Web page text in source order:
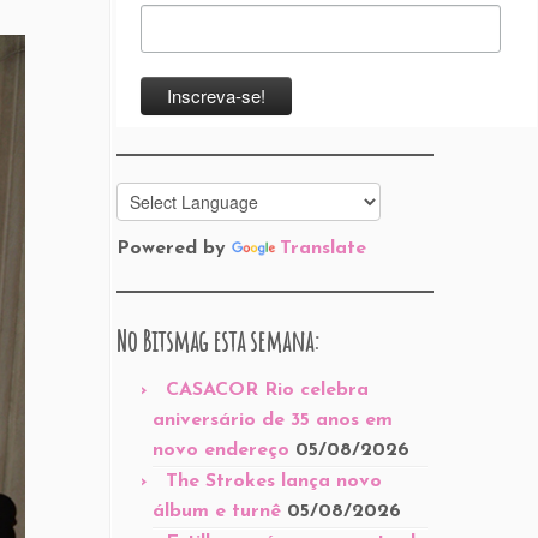
Powered by Translate
No Bitsmag esta semana:
CASACOR Rio celebra
aniversário de 35 anos em
novo endereço 05/08/2026
The Strokes lança novo
álbum e turnê 05/08/2026